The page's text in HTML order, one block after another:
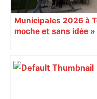
Municipales 2026 à
moche et sans idée
Augustins